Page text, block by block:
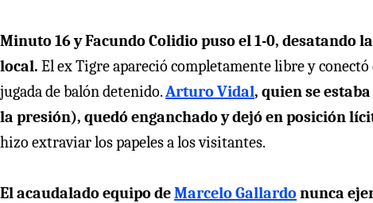
Minuto 16 y Facundo Colidio puso el 1-0,
local. El ex Tigre apareció completamente libre y
jugada de balón detenido.Arturo Vidal, quien se
la presión), quedó enganchado y dejó en posición
hizo extraviar los papeles a los visitantes.
El acaudalado equipo deMarcelo Gallardo nunca